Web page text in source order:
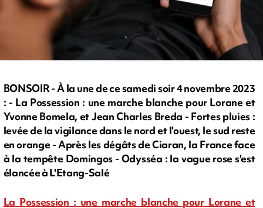
BONSOIR - À la une de ce samedi soir 4 novembre 2023
: - La Possession : une marche blanche pour Lorane et
Yvonne Bomela, et Jean Charles Breda - Fortes pluies :
levée de la vigilance dans le nord et l'ouest, le sud reste
en orange - Après les dégâts de Ciaran, la France face
à la tempête Domingos - Odysséa : la vague rose s'est
élancée à L'Etang-Salé
La Possession : une marche blanche pour Lorane et